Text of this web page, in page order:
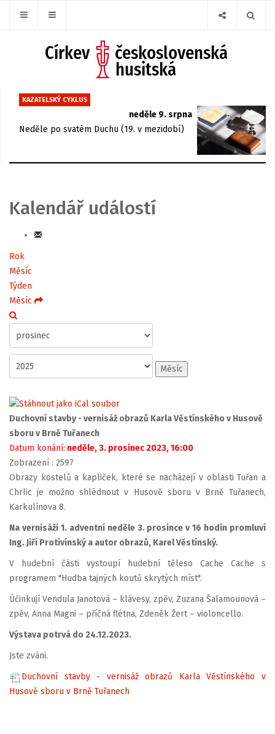
KAZATELSKÝ CYKLUS
neděle 9. srpna
Neděle po svatém Duchu (19. v mezidobí)
Kalendář událostí
Rok
Měsíc
Týden
Měsíc
Měsíc
Duchovní stavby - vernisáž obrazů Karla Věstínského v Husově
sboru v Brně Tuřanech
Datum konání: neděle, 3. prosinec 2023, 16:00
Zobrazení : 2597
Obrazy kostelů a kapliček, které se nacházejí v oblasti Tuřan a
Chrlic je možno shlédnout v Husově sboru v Brně Tuřanech,
Karkulínova 8.
Na vernisáži 1. adventní neděle 3. prosince v 16 hodin promluví
Ing. Jiří Protivínský a autor obrazů, Karel Věstínský.
V hudební části vystoupí hudební těleso Cache Cache s
programem "Hudba tajných koutů skrytých míst".
Účinkují Vendula Janotová – klávesy, zpěv, Zuzana Šalamounová –
zpěv, Anna Magni – příčná flétna, Zdeněk Žert – violoncello.
Výstava potrvá do 24.12.2023.
Jste zváni.
Duchovní stavby - vernisáž obrazů Karla Věstínského v
Husově sboru v Brně Tuřanech